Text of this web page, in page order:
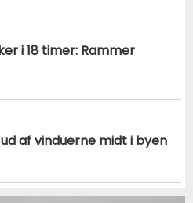
i 18 timer: Rammer
ud af vinduerne midt i byen